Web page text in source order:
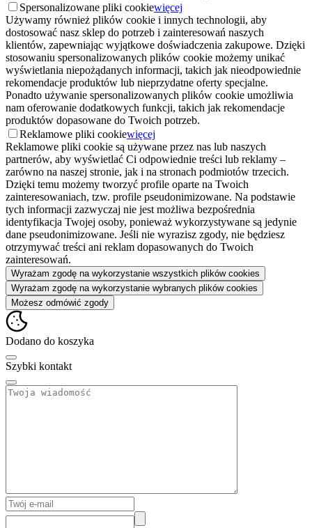
Spersonalizowane pliki cookiewięcej
Używamy również plików cookie i innych technologii, aby
dostosować nasz sklep do potrzeb i zainteresowań naszych
klientów, zapewniając wyjątkowe doświadczenia zakupowe. Dzięki
stosowaniu spersonalizowanych plików cookie możemy unikać
wyświetlania niepożądanych informacji, takich jak nieodpowiednie
rekomendacje produktów lub nieprzydatne oferty specjalne.
Ponadto używanie spersonalizowanych plików cookie umożliwia
nam oferowanie dodatkowych funkcji, takich jak rekomendacje
produktów dopasowane do Twoich potrzeb.
Reklamowe pliki cookiewięcej
Reklamowe pliki cookie są używane przez nas lub naszych
partnerów, aby wyświetlać Ci odpowiednie treści lub reklamy –
zarówno na naszej stronie, jak i na stronach podmiotów trzecich.
Dzięki temu możemy tworzyć profile oparte na Twoich
zainteresowaniach, tzw. profile pseudonimizowane. Na podstawie
tych informacji zazwyczaj nie jest możliwa bezpośrednia
identyfikacja Twojej osoby, ponieważ wykorzystywane są jedynie
dane pseudonimizowane. Jeśli nie wyrazisz zgody, nie będziesz
otrzymywać treści ani reklam dopasowanych do Twoich
zainteresowań.
Wyrażam zgodę na wykorzystanie wszystkich plików cookies
Wyrażam zgodę na wykorzystanie wybranych plików cookies
Możesz odmówić zgody
Dodano do koszyka
Szybki kontakt